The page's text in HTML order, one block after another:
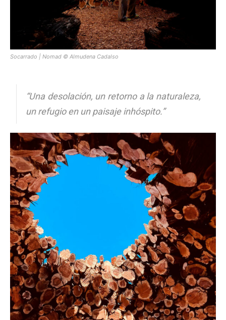
Socarrado | Nomad © Almudena Cadalso
“Una desolación, un retorno a la naturaleza,
un refugio en un paisaje inhóspito.”